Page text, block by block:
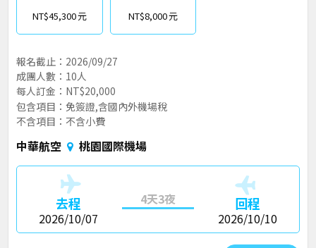
NT$45,300 NT$8,000
報名截止：2026/09/27
成團人數：10人
每人訂金：NT$20,000
包含項目：免簽證,含國內外機場稅
不含項目：不含小費
中華航空 桃園國際機場
去程
2026/10/07
4天3夜 回程
2026/10/10